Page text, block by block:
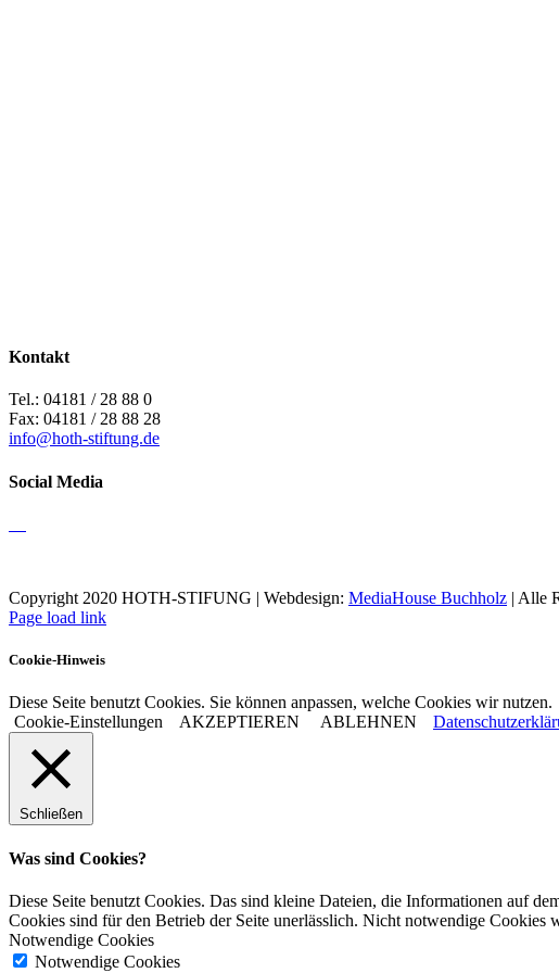
Kontakt
Tel.: 04181 / 28 88 0
Fax: 04181 / 28 88 28
info@hoth-stiftung.de
Social Media
Copyright 2020 HOTH-STIFUNG | Webdesign: MediaHouse Buchholz | Alle
Page load link
Cookie-Hinweis
Diese Seite benutzt Cookies. Sie können anpassen, welche Cookies wir nutzen.
Cookie-Einstellungen
AKZEPTIEREN ABLEHNEN
Schließen
Was sind Cookies?
Diese Seite benutzt Cookies. Das sind kleine Dateien, die Informationen auf
Cookies sind für den Betrieb der Seite unerlässlich. Nicht notwendige Cookies
Notwendige Cookies
Notwendige Cookies